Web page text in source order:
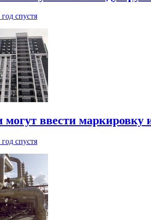
год спустя
могут ввести маркировку
год спустя